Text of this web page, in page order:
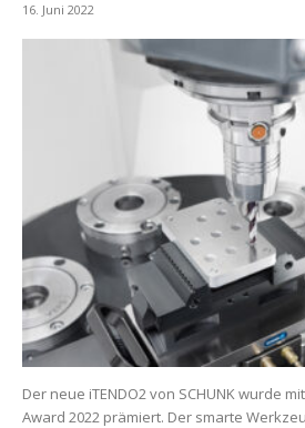
16. Juni 2022
Der neue iTENDO2 von SCHUNK wurde
Award 2022 prämiert. Der smarte